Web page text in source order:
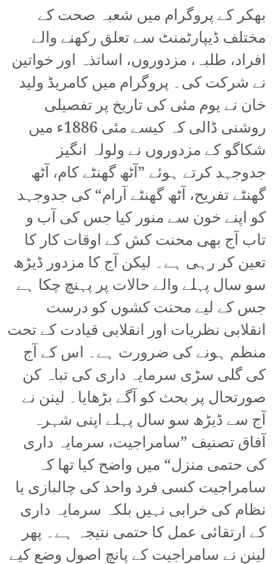
بھکر کے پروگرام میں شعبہ صحت کے
مختلف ڈیپارٹمنٹ سے تعلق رکھنے والے
افراد، طلبہ، مزدوروں، اساتذہ اور خواتین
نے شرکت کی۔ پروگرام میں کامریڈ ولید
خان نے یوم مئی کی تاریخ پر تفصیلی
روشنی ڈالی کہ کیسے مئی 1886ء میں
شکاگو کے مزدوروں نے ولولہ انگیز
جدوجہد کرتے ہوئے ”آٹھ گھنٹے کام، آٹھ
گھنٹے تفریح، آٹھ گھنٹے آرام“ کی جدوجہد
کو اپنے خون سے منور کیا جس کی آب و
تاب آج بھی محنت کش کے اوقات کار کا
تعین کر رہی ہے۔ لیکن آج کا مزدور ڈیڑھ
سو سال پہلے والے حالات پر پہنچ چکا ہے
جس کے لیے محنت کشوں کو درست
انقلابی نظریات اور انقلابی قیادت کے تحت
منظم ہونے کی ضرورت ہے۔ اس کے آج
کی گلی سڑی سرمایہ داری کی تباہ کن
صورتحال پر بحث کو آگے بڑھایا۔ لینن نے
آج سے ڈیڑھ سو سال پہلے اپنی شہرہ
آفاق تصنیف ”سامراجیت، سرمایہ داری
کی حتمی منزل“ میں واضح کیا تھا کہ
سامراجیت کسی فرد واحد کی چالبازی یا
نظام کی خرابی نہیں بلکہ سرمایہ داری
کے ارتقائی عمل کا حتمی نتیجہ ہے۔ پھر
لینن نے سامراجیت کے پانچ اصول وضع کیے